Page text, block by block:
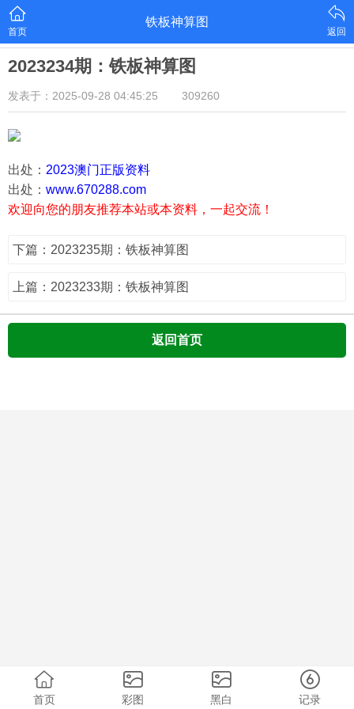
首页
铁板神算图
返回
2023234期：铁板神算图
发表于：2025-09-28 04:45:25 309260
出处： 2023澳门正版资料
出处： www.670288.com
欢迎向您的朋友推荐本站或本资料，一起交流！
下篇：2023235期：铁板神算图
上篇：2023233期：铁板神算图
返回首页
首页 彩图 黑白 记录